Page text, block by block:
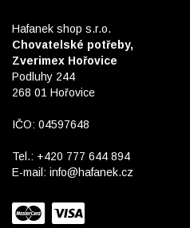
Hafanek shop s.r.o.
Chovatelské potřeby,
Zverimex Hořovice
Podluhy 244
268 01 Hořovice
IČO: 04597648
Tel.: +420 777 644 894
E-mail: info@hafanek.cz